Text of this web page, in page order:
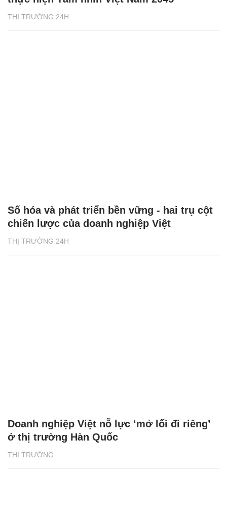
THỊ TRƯỜNG 24H
THỊ TRƯỜNG 24H
Số hóa và phát triển bền vững - hai trụ cột
chiến lược của doanh nghiệp Việt
THỊ TRƯỜNG
Doanh nghiệp Việt nỗ lực ‘mở lối đi riêng’
ở thị trường Hàn Quốc